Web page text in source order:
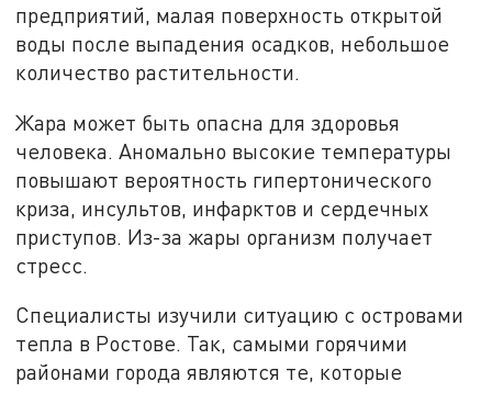
предприятий, малая поверхность открытой
воды после выпадения осадков, небольшое
количество растительности.
Жара может быть опасна для здоровья
человека. Аномально высокие температуры
повышают вероятность гипертонического
криза, инсультов, инфарктов и сердечных
приступов. Из-за жары организм получает
стресс.
Специалисты изучили ситуацию с островами
тепла в Ростове. Так, самыми горячими
районами города являются те, которые